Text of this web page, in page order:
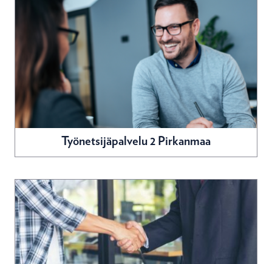
Työnetsijäpalvelu 2 Pirkanmaa